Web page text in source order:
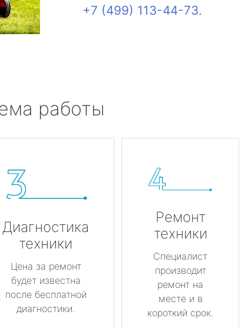
+7 (499) 113-44-73.
работы
Диагностика
техники
Цена за ремонт
будет известна
после бесплатной
диагностики.
Ремонт
техники
Специалист
производит
ремонт на
месте и в
короткий срок.